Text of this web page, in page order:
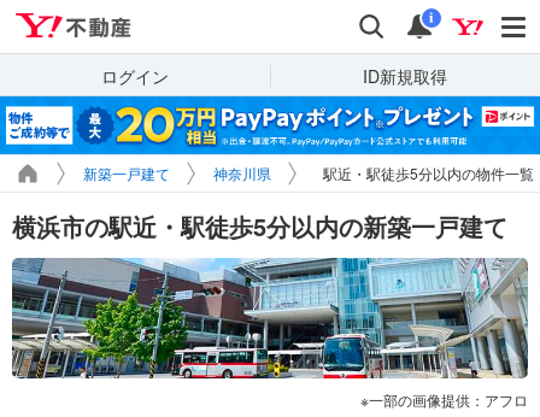
検索 通知
i
ログイン ID新規取得
新築一戸建て 神奈川県 駅近・駅徒歩5分以内の物件一覧
横浜市の駅近・駅徒歩5分以内の新築一戸建て
一部の画像提供：アフロ